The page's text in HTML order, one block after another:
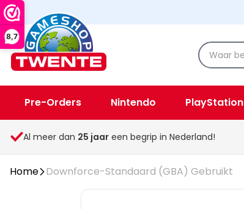
8,7
Pre-Orders Nintendo PlayStation
Spellen & Speelgoed Overige
Al meer dan 25 jaar een begrip in Nederland!
Home Downforce-Standaard (GBA) Gebruikt